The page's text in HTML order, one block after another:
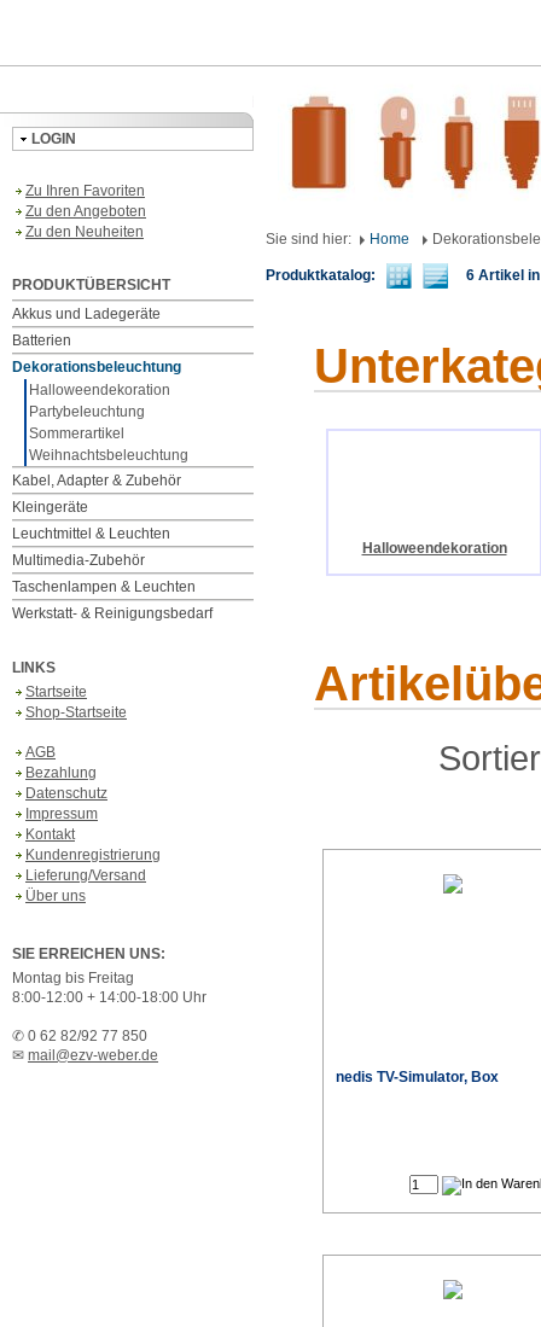
LOGIN
Zu Ihren Favoriten
Zu den Angeboten
Zu den Neuheiten
PRODUKTÜBERSICHT
Akkus und Ladegeräte
Batterien
Dekorationsbeleuchtung
Halloweendekoration
Partybeleuchtung
Sommerartikel
Weihnachtsbeleuchtung
Kabel, Adapter & Zubehör
Kleingeräte
Leuchtmittel & Leuchten
Multimedia-Zubehör
Taschenlampen & Leuchten
Werkstatt- & Reinigungsbedarf
LINKS
Startseite
Shop-Startseite
AGB
Bezahlung
Datenschutz
Impressum
Kontakt
Kundenregistrierung
Lieferung/Versand
Über uns
SIE ERREICHEN UNS:
Montag bis Freitag
8:00-12:00 + 14:00-18:00 Uhr
✆ 0 62 82/92 77 850
✉ mail@ezv-weber.de
Sie sind hier: Home
Produktkatalog: 6 Artikel in
Halloweendekoration
nedis TV-Simulator, Box